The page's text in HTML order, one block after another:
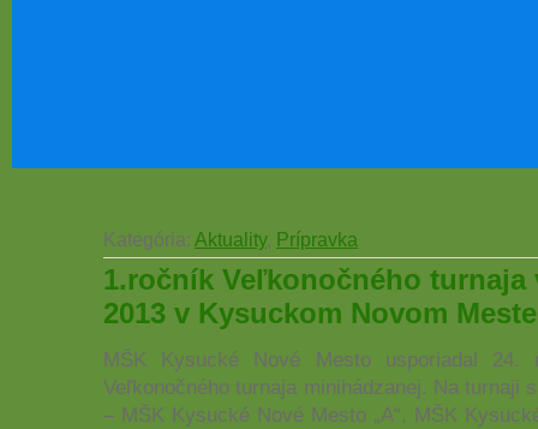
Kategória: Aktuality, Prípravka
1.ročník Veľkonočného turnaja
2013 v Kysuckom Novom Meste
MŠK Kysucké Nové Mesto usporiadal
Veľkonočného turnaja minihádzanej. Na turnaji
– MŠK Kysucké Nové Mesto „A“, MŠK